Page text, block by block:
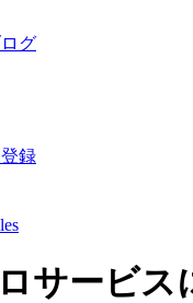
グ
録
サービス